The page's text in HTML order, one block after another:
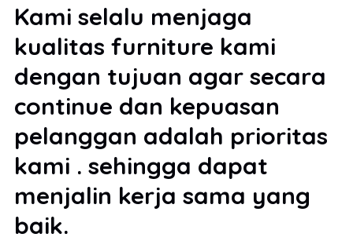
Kami selalu menjaga
kualitas furniture kami
dengan tujuan agar secara
continue dan kepuasan
pelanggan adalah prioritas
kami . sehingga dapat
menjalin kerja sama yang
baik.